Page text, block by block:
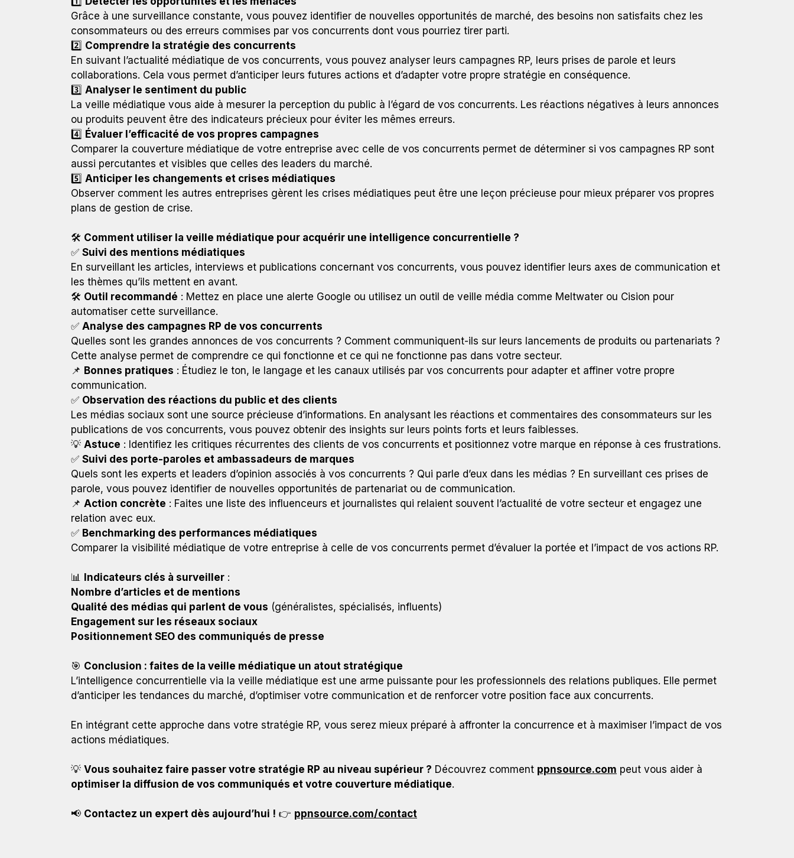
Grâce à une surveillance constante, vous pouvez identifier de nouvelles opportunités de marché, des besoins non satisfaits chez les
consommateurs ou des erreurs commises par vos concurrents dont vous pourriez tirer parti.
2️⃣ Comprendre la stratégie des concurrents
En suivant l’actualité médiatique de vos concurrents, vous pouvez analyser leurs campagnes RP, leurs prises de parole et leurs
collaborations. Cela vous permet d’anticiper leurs futures actions et d’adapter votre propre stratégie en conséquence.
3️⃣ Analyser le sentiment du public
La veille médiatique vous aide à mesurer la perception du public à l’égard de vos concurrents. Les réactions négatives à leurs annonces
ou produits peuvent être des indicateurs précieux pour éviter les mêmes erreurs.
4️⃣ Évaluer l’efficacité de vos propres campagnes
Comparer la couverture médiatique de votre entreprise avec celle de vos concurrents permet de déterminer si vos campagnes RP sont
aussi percutantes et visibles que celles des leaders du marché.
5️⃣ Anticiper les changements et crises médiatiques
Observer comment les autres entreprises gèrent les crises médiatiques peut être une leçon précieuse pour mieux préparer vos propres
plans de gestion de crise.
🛠️ Comment utiliser la veille médiatique pour acquérir une intelligence concurrentielle ?
✅ Suivi des mentions médiatiques
En surveillant les articles, interviews et publications concernant vos concurrents, vous pouvez identifier leurs axes de communication et
les thèmes qu’ils mettent en avant.
🛠️ Outil recommandé : Mettez en place une alerte Google ou utilisez un outil de veille média comme Meltwater ou Cision pour
automatiser cette surveillance.
✅ Analyse des campagnes RP de vos concurrents
Quelles sont les grandes annonces de vos concurrents ? Comment communiquent-ils sur leurs lancements de produits ou partenariats ?
Cette analyse permet de comprendre ce qui fonctionne et ce qui ne fonctionne pas dans votre secteur.
📌 Bonnes pratiques : Étudiez le ton, le langage et les canaux utilisés par vos concurrents pour adapter et affiner votre propre
communication.
✅ Observation des réactions du public et des clients
Les médias sociaux sont une source précieuse d’informations. En analysant les réactions et commentaires des consommateurs sur les
publications de vos concurrents, vous pouvez obtenir des insights sur leurs points forts et leurs faiblesses.
💡 Astuce : Identifiez les critiques récurrentes des clients de vos concurrents et positionnez votre marque en réponse à ces frustrations.
✅ Suivi des porte-paroles et ambassadeurs de marques
Quels sont les experts et leaders d’opinion associés à vos concurrents ? Qui parle d’eux dans les médias ? En surveillant ces prises de
parole, vous pouvez identifier de nouvelles opportunités de partenariat ou de communication.
📌 Action concrète : Faites une liste des influenceurs et journalistes qui relaient souvent l’actualité de votre secteur et engagez une
relation avec eux.
✅ Benchmarking des performances médiatiques
Comparer la visibilité médiatique de votre entreprise à celle de vos concurrents permet d’évaluer la portée et l’impact de vos actions RP.
📊 Indicateurs clés à surveiller :
Nombre d’articles et de mentions
Qualité des médias qui parlent de vous (généralistes, spécialisés, influents)
Engagement sur les réseaux sociaux
Positionnement SEO des communiqués de presse
🎯 Conclusion : faites de la veille médiatique un atout stratégique
L’intelligence concurrentielle via la veille médiatique est une arme puissante pour les professionnels des relations publiques. Elle permet
d’anticiper les tendances du marché, d’optimiser votre communication et de renforcer votre position face aux concurrents.
En intégrant cette approche dans votre stratégie RP, vous serez mieux préparé à affronter la concurrence et à maximiser l’impact de vos
actions médiatiques.
💡 Vous souhaitez faire passer votre stratégie RP au niveau supérieur ? Découvrez comment ppnsource.com peut vous aider à
optimiser la diffusion de vos communiqués et votre couverture médiatique.
📢 Contactez un expert dès aujourd’hui ! 👉 ppnsource.com/contact